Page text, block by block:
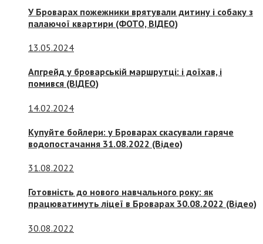
У Броварах пожежники врятували дитину і собаку з
палаючої квартири (ФОТО, ВІДЕО)
13.05.2024
Апгрейд у броварській маршрутці: і доїхав, і
помився (ВІДЕО)
14.02.2024
Купуйте бойлери: у Броварах скасували гаряче
водопостачання 31.08.2022 (Відео)
31.08.2022
Готовність до нового навчального року: як
працюватимуть ліцеї в Броварах 30.08.2022 (Відео)
30.08.2022